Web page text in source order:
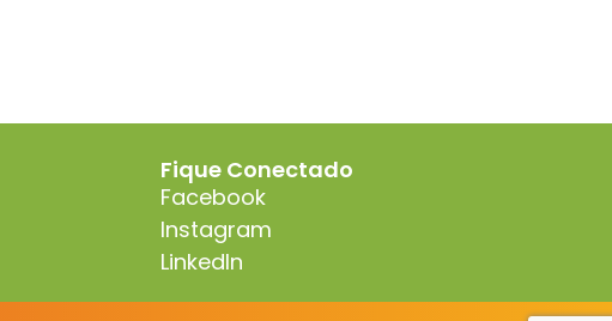
Fique Conectado
Facebook
Instagram
LinkedIn